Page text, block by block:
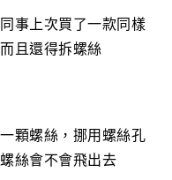
事上次買了一款同樣
且還得拆螺絲
顆螺絲，挪用螺絲孔
絲會不會飛出去